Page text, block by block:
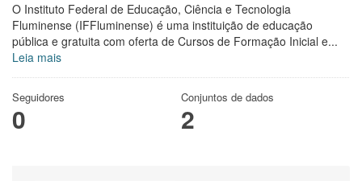
O Instituto Federal de Educação, Ciência e Tecnologia
Fluminense (IFFluminense) é uma instituição de educação
pública e gratuita com oferta de Cursos de Formação Inicial e...
Leia mais
Seguidores
0
Conjuntos de dados
2